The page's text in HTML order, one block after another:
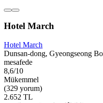
Hotel March
Hotel March
Dunsan-dong, Gyeongseong
mesafede
8,6/10
Mükemmel
(329 yorum)
2.652 TL